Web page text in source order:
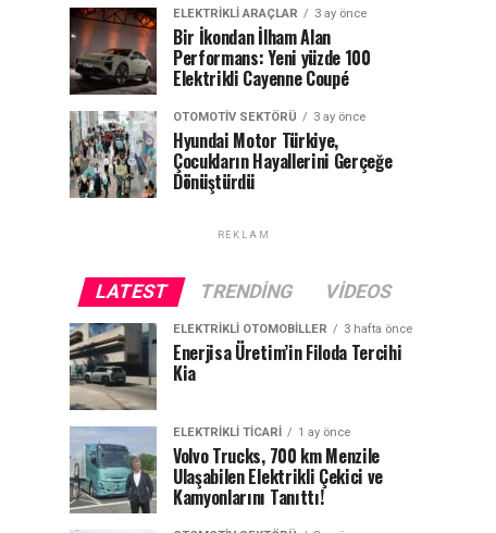
ELEKTRIKLI ARAÇLAR 3 ay önce
Bir İkondan İlham Alan
Performans: Yeni yüzde 100
Elektrikli Cayenne Coupé
OTOMOTIV SEKTÖRÜ 3 ay önce
Hyundai Motor Türkiye,
Çocukların Hayallerini Gerçeğe
Dönüştürdü
REKLAM
LATEST TRENDING VIDEOS
ELEKTRIKLI OTOMOBILLER 3 hafta önce
Enerjisa Üretim’in Filoda Tercihi
Kia
ELEKTRIKLI TICARI 1 ay önce
Volvo Trucks, 700 km Menzile
Ulaşabilen Elektrikli Çekici ve
Kamyonlarını Tanıttı!